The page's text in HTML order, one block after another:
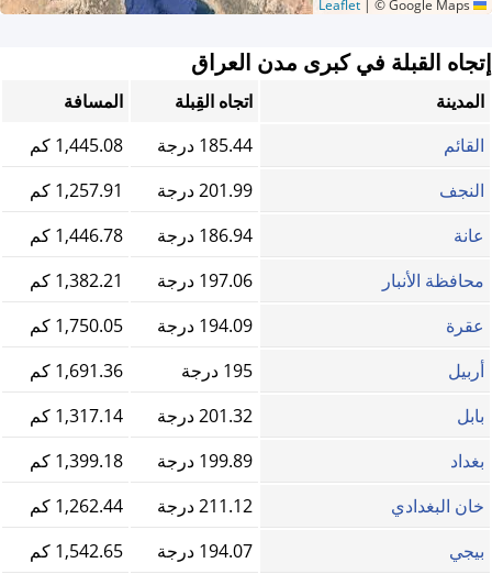
© Google Maps
إتجاه القبلة في كبرى مدن العراق
المدينة اتجاه القِبلة
المسافة
القائم
185.44 درجة
1,445.08 كم
النجف
201.99 درجة
1,257.91 كم
عانة
186.94 درجة
1,446.78 كم
محافظة الأنبار
197.06 درجة
1,382.21 كم
عقرة
194.09 درجة
1,750.05 كم
أربيل
195 درجة
1,691.36 كم
بابل
201.32 درجة
1,317.14 كم
بغداد
199.89 درجة
1,399.18 كم
خان البغدادي
211.12 درجة
1,262.44 كم
بيجي
194.07 درجة
1,542.65 كم